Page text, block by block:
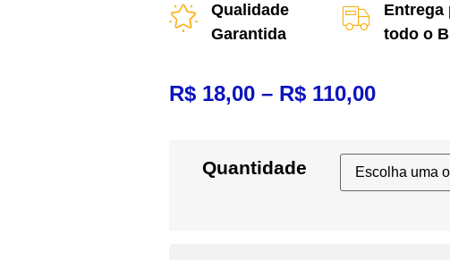
Qualidade
Garantida
Entrega
todo o
R$ 18,00 – R$ 110,00
Quantidade